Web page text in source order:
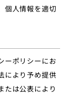
個人情報を適切
ーポリシーにお
により予め提供
たは公表により